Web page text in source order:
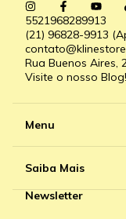
5521968289913
(21) 96828-9913
Rua Buenos Aires,
Visite o nosso Blog!
Menu
Saiba Mais
Newsletter